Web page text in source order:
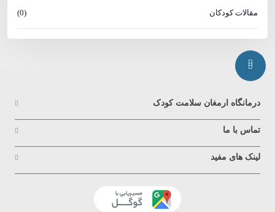
مقالات کودکان (0)
درمانگاه ارمغان سلامت کودک
تماس با ما
لینک های مفید